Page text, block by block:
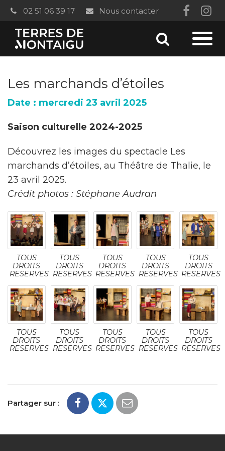
02 51 06 39 17 Nous contacter
Lien
vers
Aller
Aller
la
Les marchands d’étoiles
Date : mercredi 23 avril 2025
Saison culturelle 2024-2025
Découvrez les images du spectacle Les
marchands d’étoiles, au Théâtre de Thalie, le
23 avril 2025.
Crédit photos : Stéphane Audran
TOUS
DROITS
RESERVES
TOUS
DROITS
RESERVES
TOUS
DROITS
RESERVES
TOUS
DROITS
RESERVES
TOUS
DROITS
RESERVES
TOUS
DROITS
RESERVES
TOUS
DROITS
RESERVES
TOUS
DROITS
RESERVES
TOUS
DROITS
RESERVES
TOUS
DROITS
RESERVES
Partager sur :